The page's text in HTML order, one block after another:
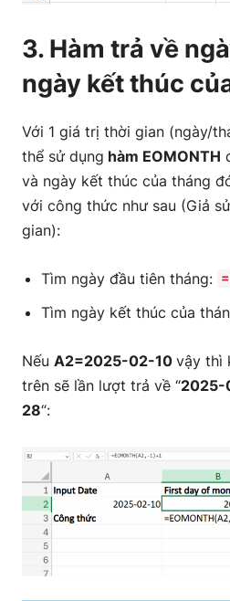
3. Hàm trả về
ngày kết thúc
Với 1 giá trị thời gian (ngày/
thể sử dụng hàm EOMONTH
và ngày kết thúc của tháng
với công thức như sau (Giả
gian):
Tìm ngày đầu tiên tháng:
Tìm ngày kết thúc của
Nếu A2=2025-02-10 vậy thì
trên sẽ lần lượt trả về “2025-
28“: